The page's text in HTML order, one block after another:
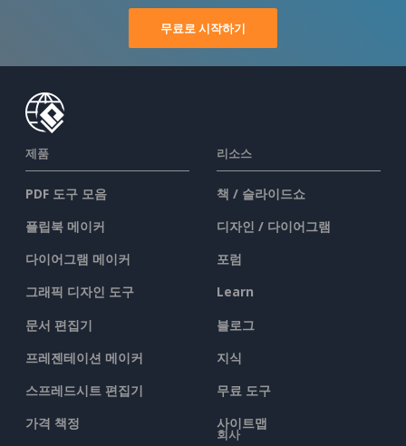
무료로 시작하기
제품
PDF 도구 모음
플립북 메이커
다이어그램 메이커
그래픽 디자인 도구
문서 편집기
프레젠테이션 메이커
스프레드시트 편집기
가격 책정
리소스
책 / 슬라이드쇼
디자인 / 다이어그램
포럼
Learn
블로그
지식
무료 도구
사이트맵
회사